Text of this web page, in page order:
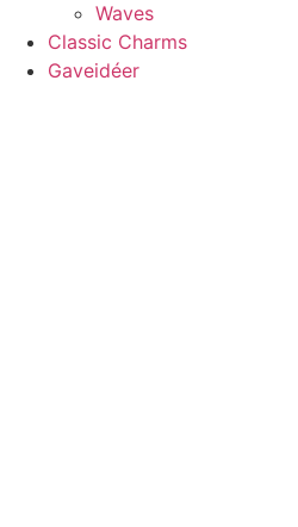
Waves
Classic Charms
Gaveidéer